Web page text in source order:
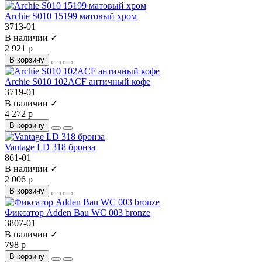
Archie S010 15199 матовый хром
3713-01
В наличии ✓
2 921 р
В корзину
Archie S010 102ACF античный кофе
3719-01
В наличии ✓
4 272 р
В корзину
Vantage LD 318 бронза
861-01
В наличии ✓
2 006 р
В корзину
Фиксатор Adden Bau WC 003 bronze
3807-01
В наличии ✓
798 р
В корзину